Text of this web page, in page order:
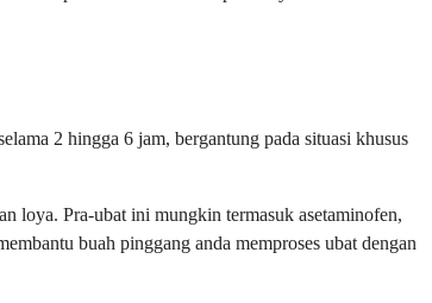
2 hingga 6 jam, bergantung pada situasi khusus
loya. Pra-ubat ini mungkin termasuk asetaminofen,
buah pinggang anda memproses ubat dengan